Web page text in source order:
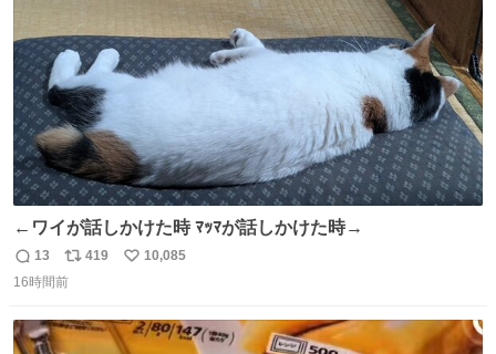
←ワイが話しかけた時 ﾏｯﾏが話しかけた時→
返
信
13
リ
ポ
ト
419
い
数
10,085
16時間前